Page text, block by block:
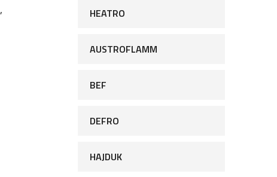
,
HEATRO
AUSTROFLAMM
BEF
DEFRO
HAJDUK